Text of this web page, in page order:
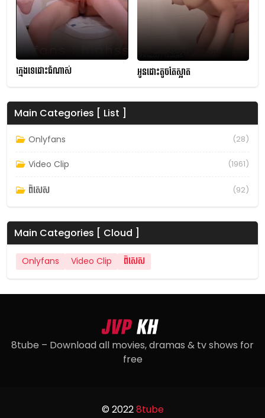
ក្មេងទេដោះធំណាស់ អូនដោះតូចតែស្អាត
Main Categories [ List ]
Onlyfans (28)
Video Clip (1961)
ពិសេស (92)
Main Categories [ Cloud ]
Onlyfans Video Clip ពិសេស
8tube – Download all movies, dramas & tv shows for
free
© 20228tube